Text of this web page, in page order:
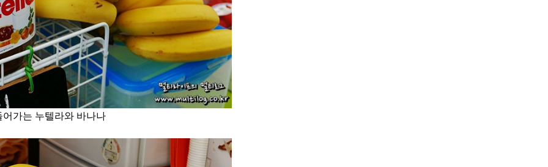
가는 누텔라와 바나나